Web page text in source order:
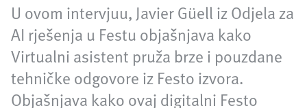
U ovom intervjuu, Javier Güell iz Odjela za
AI rješenja u Festu objašnjava kako
Virtualni asistent pruža brze i pouzdane
tehničke odgovore iz Festo izvora.
Objašnjava kako ovaj digitalni Festo